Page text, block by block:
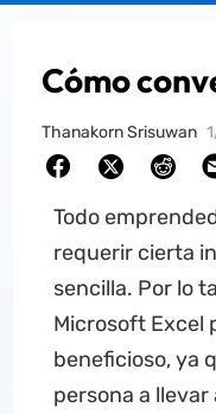
Cómo
Thanakorn Srisuwan
Todo
requerir cierta
sencilla. Por lo
Microsoft Excel
beneficioso, ya
persona a